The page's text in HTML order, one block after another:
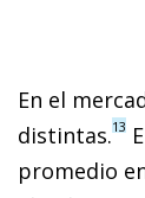
En el
distintas.13
promedio